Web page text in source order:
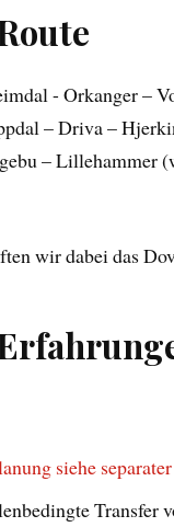
- Orkanger –
– Driva –
– Lillehammer
wir dabei das
siehe
Transfer